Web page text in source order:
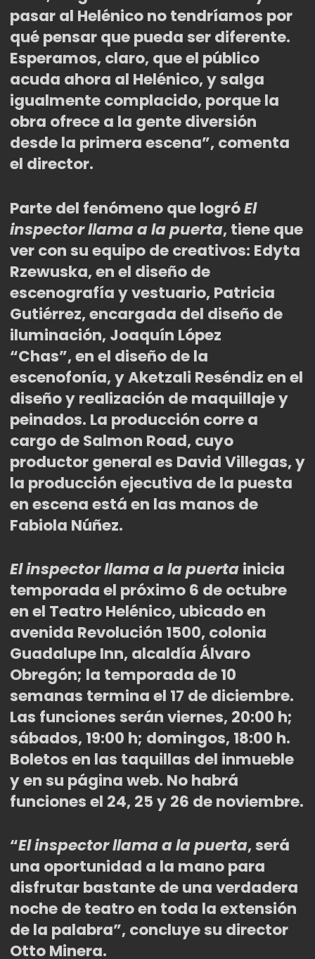
pasar al Helénico no tendríamos por
qué pensar que pueda ser diferente.
Esperamos, claro, que el público
acuda ahora al Helénico,y salga
igualmente complacido, porque la
obra ofrece a la gente diversión
desde la primera escena”, comenta
el director.
Parte del fenómeno que logróEl
inspector llama a la puerta, tiene que
ver con su equipo de creativos: Edyta
Rzewuska, en el diseño de
escenografía y vestuario, Patricia
Gutiérrez, encargada del diseño de
iluminación, Joaquín López
“Chas”,en el diseño de la
escenofonía, yAketzali Reséndiz en el
diseño y realización de maquillaje y
peinados. La producción corre a
cargo de Salmon Road, cuyo
productor general es David Villegas, y
la producción ejecutiva de la puesta
en escena está en las manos de
Fabiola Núñez.
El inspector llama a la puertainicia
temporada el próximo 6 de octubre
en el Teatro Helénico, ubicado en
avenida Revolución 1500, colonia
Guadalupe Inn, alcaldía Álvaro
Obregón; la temporada de 10
semanas termina el 17 de diciembre.
Las funciones serán viernes, 20:00 h;
sábados, 19:00 h; domingos, 18:00 h.
Boletos en las taquillas del inmueble
y en su página web. No habrá
funciones el 24, 25 y 26 de noviembre.
“El inspector llama a la puerta, será
una oportunidad a la mano para
disfrutar bastante de una verdadera
noche de teatro en toda la extensión
de la palabra”, concluye su director
Otto Minera.